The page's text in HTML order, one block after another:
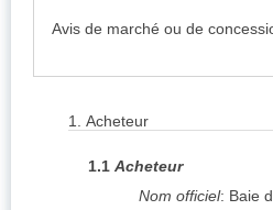
Avis de marché ou de
1. Acheteur
1.1 Acheteur
Nom officiel: Baie